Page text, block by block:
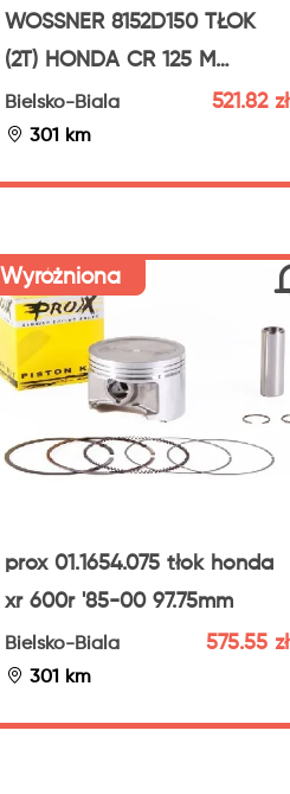
WOSSNER 8152D150 TŁOK
(2T) HONDA CR 125 M
ELSINORE
Bielsko-Biala
301 km
521.82 zł
Wyróżniona
prox 01.1654.075 tłok honda
xr 600r '85-00 97.75mm
Bielsko-Biala
301 km
575.55 zł